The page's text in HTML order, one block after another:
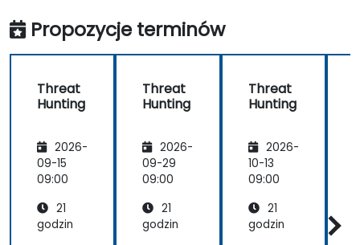
przez sztuczną
Propozycje terminów
Threat
Hunting
2026-
09-15
09:00
21
godzin
Threat
Hunting
2026-
09-29
09:00
21
godzin
Threat
Hunting
2026-
10-13
09:00
21
godzin